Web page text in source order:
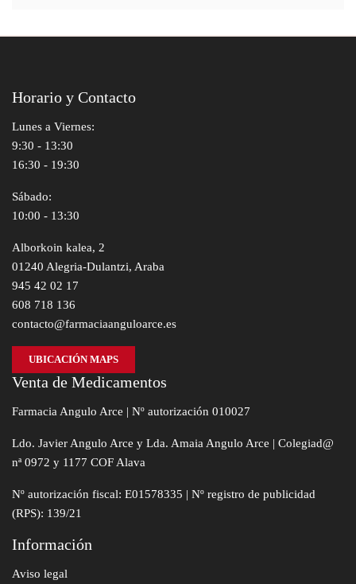
Horario y Contacto
Lunes a Viernes:
9:30 - 13:30
16:30 - 19:30
Sábado:
10:00 - 13:30
Alborkoin kalea, 2
01240 Alegria-Dulantzi, Araba
945 42 02 17
608 718 136
contacto@farmaciaanguloarce.es
UBICACIÓN MAPS
Venta de Medicamentos
Farmacia Angulo Arce | Nº autorización 010027
Ldo. Javier Angulo Arce y Lda. Amaia Angulo Arce | Colegiad@
nª 0972 y 1177 COF Alava
Nº autorización fiscal: E01578335 | Nº registro de publicidad
(RPS): 139/21
Información
Aviso legal